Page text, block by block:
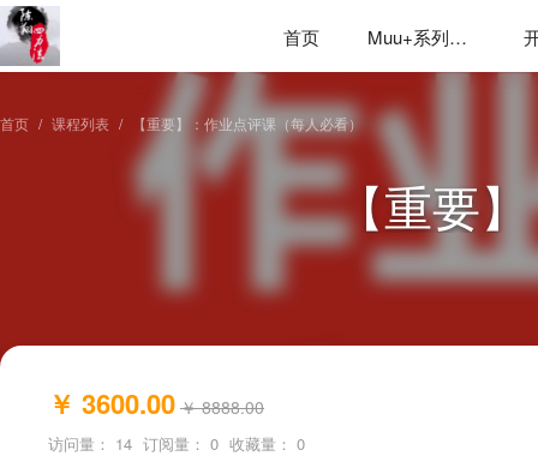
首页 Muu+系列应用
首页 课程列表 【重要】：作业点评课（每人必看）
【重要
￥ 3600.00 ￥ 8888.00
访问量： 14 订阅量： 0 收藏量： 0